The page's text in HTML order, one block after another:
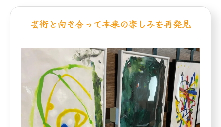
芸術と向き合って本来の楽しみを再発見